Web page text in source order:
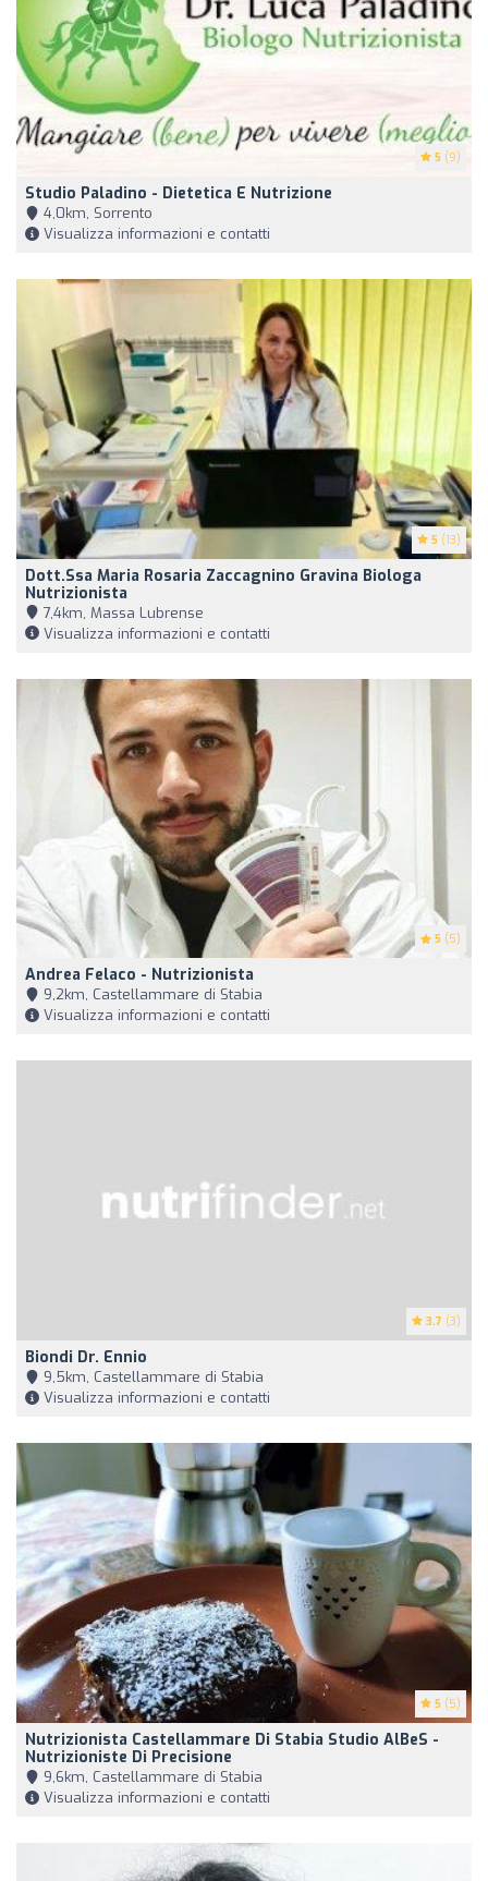
5 (9)
Studio Paladino - Dietetica E Nutrizione
4,0km, Sorrento
Visualizza informazioni e contatti
5 (13)
Dott.ssa Maria Rosaria Zaccagnino Gravina Biologa
Nutrizionista
7,4km, Massa Lubrense
Visualizza informazioni e contatti
5 (5)
Andrea Felaco - Nutrizionista
9,2km, Castellammare di Stabia
Visualizza informazioni e contatti
3.7 (3)
Biondi Dr. Ennio
9,5km, Castellammare di Stabia
Visualizza informazioni e contatti
5 (5)
Nutrizionista Castellammare Di Stabia Studio AlBeS -
Nutrizioniste Di Precisione
9,6km, Castellammare di Stabia
Visualizza informazioni e contatti